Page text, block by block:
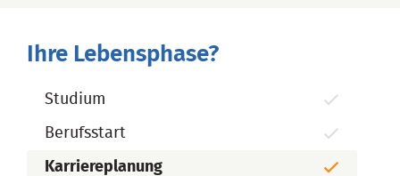
Ihre Lebensphase?
Studium
Berufsstart
Karriereplanung